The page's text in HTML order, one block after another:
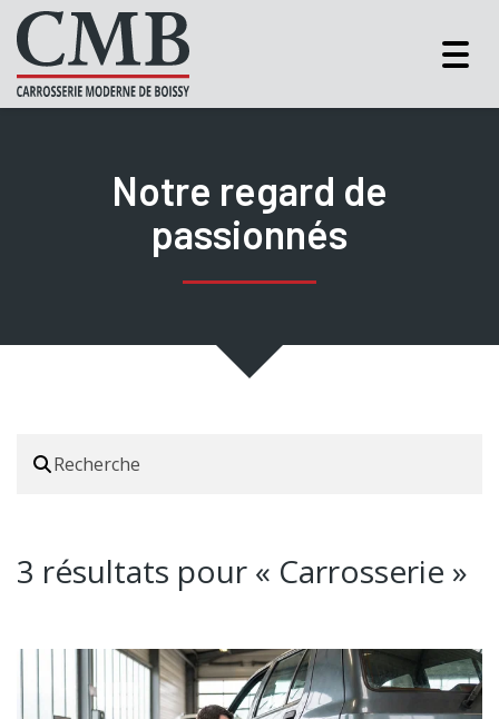
Notre regard de
passionnés
3 résultats pour « Carrosserie »